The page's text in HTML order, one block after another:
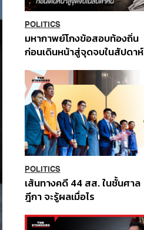
POLITICS
มหากาพย์โกงข้อสอบท้องถิ่น
ก่อนเดินหน้าสู่จุดจบในสัปดาห์
POLITICS
เส้นทางคดี 44 สส. ในชั้นศาล
ฎีกา จะรู้ผลเมื่อไร